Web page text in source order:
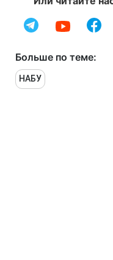
Больше по теме:
НАБУ